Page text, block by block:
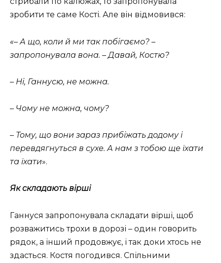
зробити те саме Кості. Але він відмовився:
«– А що, коли й ми так побігаємо? –
запропонувала вона. – Давай, Костю?
– Ні, Ганнусю, не можна.
– Чому не можна, чому?
– Тому, що вони зараз прибіжать додому і
перевдягнуться в сухе. А нам з тобою ще їхати
та їхати».
Як складають вірші
Ганнуся запропонувала складати вірші, щоб
розважитись трохи в дорозі – один говорить
рядок, а інший продовжує, і так доки хтось не
здасться. Костя погодився. Спільними